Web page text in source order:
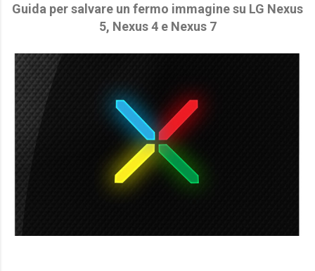
Guida per salvare un fermo immagine su LG Nexus
5, Nexus 4 e Nexus 7